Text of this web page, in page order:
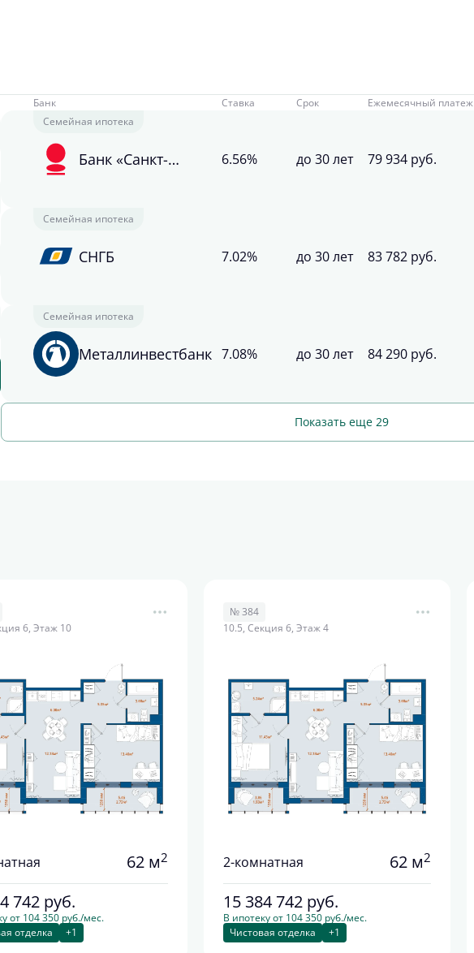
Банк Ставка Срок
Ежемесячный платеж
Семейная ипотека
Банк «Санкт-
6.56% до 30 лет 79 934 руб.
Семейная ипотека
СНГБ 7.02% до 30 лет 83 782 руб.
Семейная ипотека
Металлинвестбанк 7.08% до 30 лет 84 290 руб.
Показать еще 29
6, Этаж 10
62 м2
742 руб.
от 104 350 руб./мес.
отделка
+1
№ 384
10.5, Секция 6, Этаж 4
2-комнатная 62 м2
15 384 742 руб.
В ипотеку от 104 350 руб./мес.
Чистовая отделка
+1